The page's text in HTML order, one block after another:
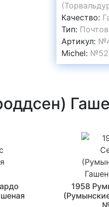
Качество:
Тип:
Артикул:
Michel:
1958